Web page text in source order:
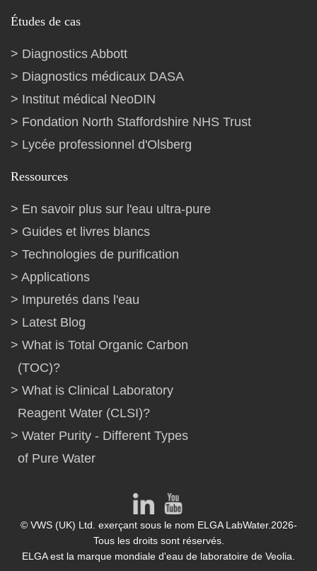
Études de cas
Diagnostics Abbott
Diagnostics médicaux DASA
Institut médical NeoDIN
Fondation North Staffordshire NHS Trust
Lycée professionnel d'Olsberg
Ressources
En savoir plus sur l'eau ultra-pure
Guides et livres blancs
Technologies de purification
Applications
Impuretés dans l'eau
Latest Blog
What is Total Organic Carbon
(TOC)?
What is Clinical Laboratory
Reagent Water (CLSI)?
Water Purity - Different Types
of Pure Water
© VWS (UK) Ltd. exerçant sous le nom ELGA LabWater.2026-
Tous les droits sont réservés.
ELGA est la marque mondiale d'eau de laboratoire de Veolia.